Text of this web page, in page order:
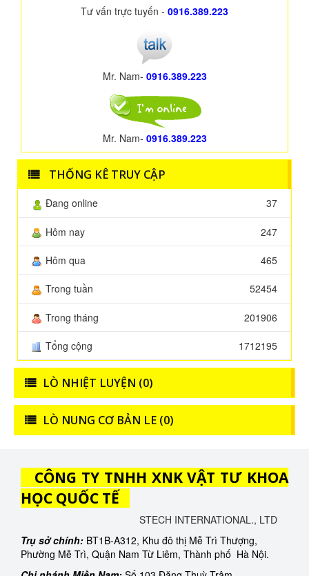
Tư vấn trực tuyến - 0916.389.223
Mr. Nam- 0916.389.223
Mr. Nam- 0916.389.223
THỐNG KÊ TRUY CẬP
Đang online 37
Hôm nay 247
Hôm qua 465
Trong tuần 52454
Trong tháng 201906
Tổng cộng 1712195
LÒ NHIỆT LUYỆN (0)
LÒ NUNG CƠ BẢN LE (0)
CÔNG TY TNHH XNK VẬT TƯ KHOA
HỌC QUỐC TẾ
STECH INTERNATIONAL., LTD
Trụ sở chính: BT1B-A312, Khu đô thị Mễ Trì Thượng,
Phường Mễ Trì, Quận Nam Từ Liêm, Thành phố Hà Nội.